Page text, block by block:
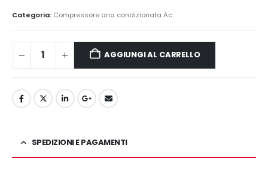
Categoria: Compressore aria condizionata Ac
AGGIUNGI AL CARRELLO
SPEDIZIONI E PAGAMENTI